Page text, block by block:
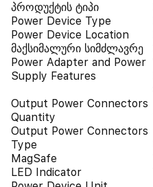
პროდუქტის ტიპი
Power Device Type
Power Device Location
მაქსიმალური სიმძლავრე
Power Adapter and Power
Supply Features
Output Power Connectors
Quantity
Output Power Connectors
Type
MagSafe
LED Indicator